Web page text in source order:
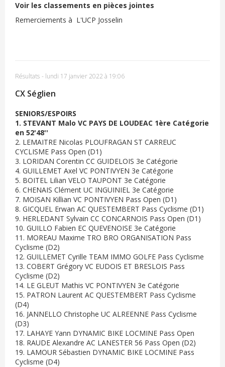
Voir les classements en pièces jointes
Remerciements à L'UCP Josselin
Résultats - lundi 17 janvier 2022 à 19:06
CX Séglien
SENIORS/ESPOIRS
1. STEVANT Malo VC PAYS DE LOUDEAC 1ère Catégorie
en 52'48''
2. LEMAITRE Nicolas PLOUFRAGAN ST CARREUC
CYCLISME Pass Open (D1)
3. LORIDAN Corentin CC GUIDELOIS 3e Catégorie
4. GUILLEMET Axel VC PONTIVYEN 3e Catégorie
5. BOITEL Lilian VELO TAUPONT 3e Catégorie
6. CHENAIS Clément UC INGUINIEL 3e Catégorie
7. MOISAN Killian VC PONTIVYEN Pass Open (D1)
8. GICQUEL Erwan AC QUESTEMBERT Pass Cyclisme (D1)
9. HERLEDANT Sylvain CC CONCARNOIS Pass Open (D1)
10. GUILLO Fabien EC QUEVENOISE 3e Catégorie
11. MOREAU Maxime TRO BRO ORGANISATION Pass
Cyclisme (D2)
12. GUILLEMET Cyrille TEAM IMMO GOLFE Pass Cyclisme
13. COBERT Grégory VC EUDOIS ET BRESLOIS Pass
Cyclisme (D2)
14. LE GLEUT Mathis VC PONTIVYEN 3e Catégorie
15. PATRON Laurent AC QUESTEMBERT Pass Cyclisme
(D4)
16. JANNELLO Christophe UC ALREENNE Pass Cyclisme
(D3)
17. LAHAYE Yann DYNAMIC BIKE LOCMINE Pass Open
18. RAUDE Alexandre AC LANESTER 56 Pass Open (D2)
19. LAMOUR Sébastien DYNAMIC BIKE LOCMINE Pass
Cyclisme (D4)